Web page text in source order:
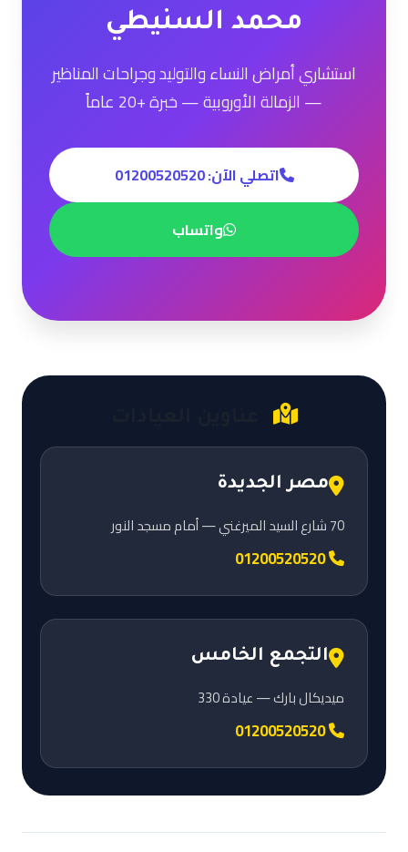
محمد السنيطي
استشاري أمراض النساء والتوليد وجراحات المناظير
— الزمالة الأوروبية — خبرة +20 عاماً
اتصلي الآن: 01200520520
واتساب
مصر الجديدة
70 شارع السيد الميرغني — أمام مسجد النور
01200520520
التجمع الخامس
ميديكال بارك — عيادة 330
01200520520